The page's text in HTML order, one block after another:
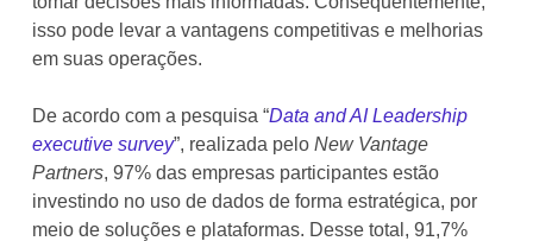
isso pode levar a vantagens competitivas e melhorias
em suas operações.
De acordo com a pesquisa “Data and AI Leadership
executive survey”, realizada pelo New Vantage
Partners, 97% das empresas participantes estão
investindo no uso de dados de forma estratégica, por
meio de soluções e plataformas. Desse total, 91,7%